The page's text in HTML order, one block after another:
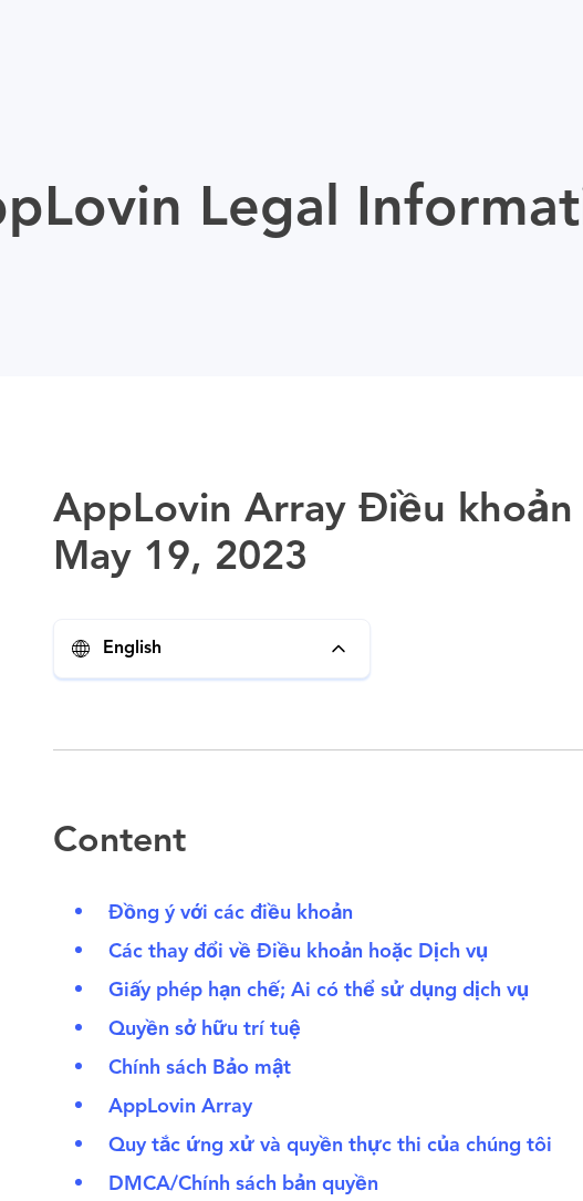
Legal
AppLovin Array Điều khoản
May 19, 2023
English
Content
Đồng ý với các điều khoản
Các thay đổi về Điều khoản hoặc Dịch vụ
Giấy phép hạn chế; Ai có thể sử dụng dịch vụ
Quyền sở hữu trí tuệ
Chính sách Bảo mật
AppLovin Array
Quy tắc ứng xử và quyền thực thi của chúng tôi
DMCA/Chính sách bản quyền